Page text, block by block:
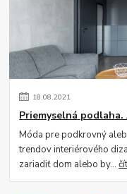
18.08.2021
Priemyselná
Móda pre podkrovný
trendov interiérového
zariadiť dom alebo by...